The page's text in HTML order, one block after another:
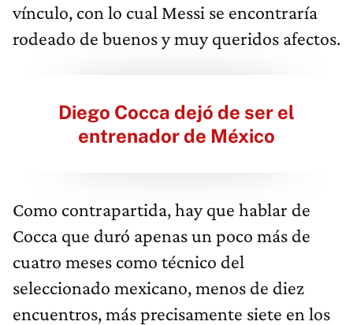
vínculo, con lo cual Messi se encontraría
rodeado de buenos y muy queridos afectos.
Diego Cocca dejó de ser el
entrenador de México
Como contrapartida, hay que hablar de
Cocca que duró apenas un poco más de
cuatro meses como técnico del
seleccionado mexicano, menos de diez
encuentros, más precisamente siete en los